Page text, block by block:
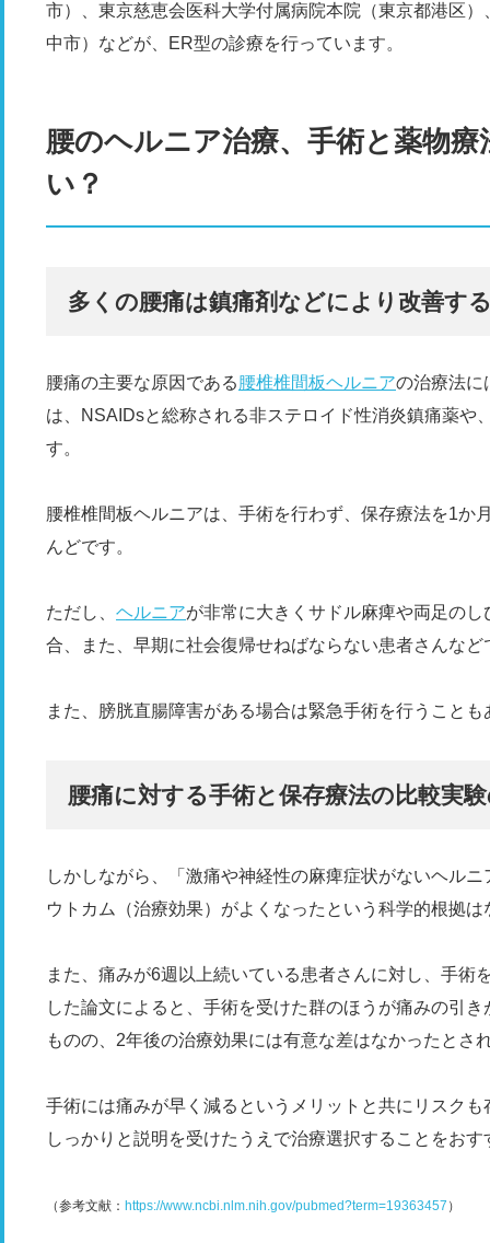
市）、東京慈恵会医科大学付属病院本院（東京都港区
中市）などが、ER型の診療を行っています。
腰のヘルニア治療、手術と薬物
い？
多くの腰痛は鎮痛剤などにより改善す
腰痛の主要な原因である腰椎椎間板ヘルニアの治療法に
は、NSAIDsと総称される非ステロイド性消炎鎮痛薬や
す。
腰椎椎間板ヘルニアは、手術を行わず、保存療法を1か
んどです。
ただし、 ヘルニアが非常に大きくサドル麻痺や両足の
合、また、早期に社会復帰せねばならない患者さんな
また、膀胱直腸障害がある場合は緊急手術を行うことも
腰痛に対する手術と保存療法の比較実
しかしながら、「激痛や神経性の麻痺症状がないヘル
ウトカム（治療効果）がよくなったという科学的根拠
また、痛みが6週以上続いている患者さんに対し、手術
した論文によると、手術を受けた群のほうが痛みの引
ものの、2年後の治療効果には有意な差はなかったとさ
手術には痛みが早く減るというメリットと共にリスク
しっかりと説明を受けたうえで治療選択することをおす
（参考文献： https://www.ncbi.nlm.nih.gov/pubmed?term=19363457 ）